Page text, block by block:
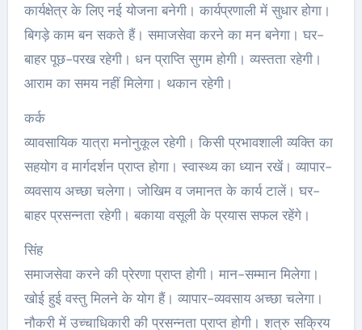
कार्यक्षेत्र के लिए नई योजना बनेगी। कार्यप्रणाली में सुधार होगा।
बिगड़े काम बन सकते हैं। समाजसेवा करने का मन बनेगा। घर-
बाहर पूछ-परख रहेगी। धन प्राप्ति सुगम होगी। व्यस्तता रहेगी।
आराम का समय नहीं मिलेगा। थकान रहेगी।
कर्क
व्यावसायिक यात्रा मनोनुकूल रहेगी। किसी प्रभावशाली व्यक्ति का
सहयोग व मार्गदर्शन प्राप्त होगा। स्वास्थ्य का ध्यान रखें। व्यापार-
व्यवसाय अच्‍छा चलेगा। जोखिम व जमानत के कार्य टालें। घर-
बाहर प्रसन्नता रहेगी। बकाया वसूली के प्रयास सफल रहेंगे।
सिंह
समाजसेवा करने की प्रेरणा प्राप्त होगी। मान-सम्मान मिलेगा।
खोई हुई वस्तु मिलने के योग हैं। व्यापार-व्यवसाय अच्‍छा चलेगा।
नौकरी में उच्चाधिकारी की प्रसन्नता प्राप्त होगी। शत्रु सक्रिय